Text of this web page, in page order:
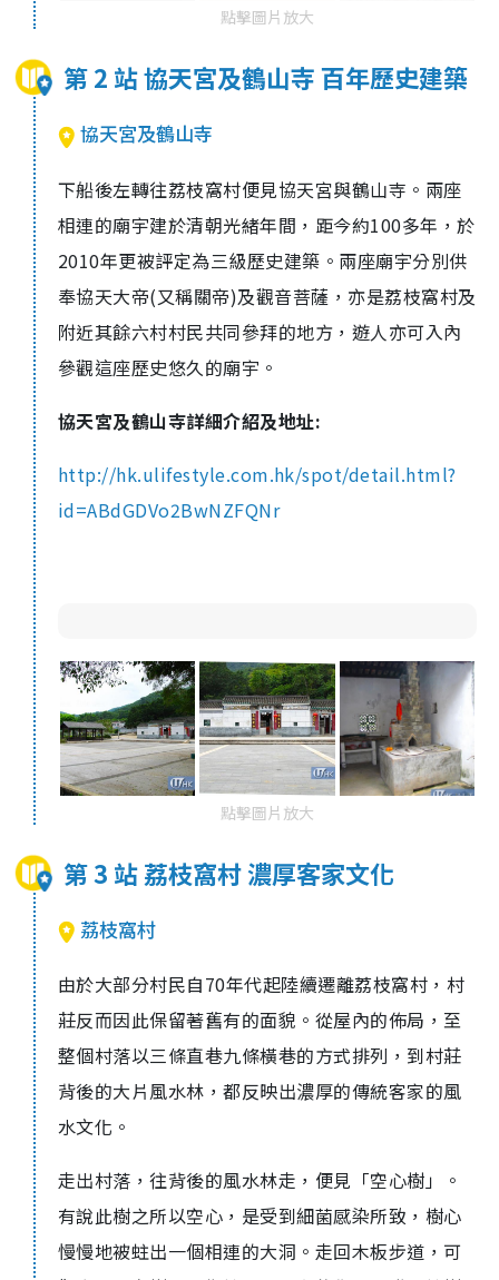
點擊圖片放大
第 2 站 協天宮及鶴山寺 百年歷史建築
協天宮及鶴山寺
下船後左轉往荔枝窩村便見協天宮與鶴山寺。兩座
相連的廟宇建於清朝光緒年間，距今約100多年，於
2010年更被評定為三級歷史建築。兩座廟宇分別供
奉協天大帝(又稱關帝)及觀音菩薩，亦是荔枝窩村及
附近其餘六村村民共同參拜的地方，遊人亦可入內
參觀這座歷史悠久的廟宇。
協天宮及鶴山寺詳細介紹及地址:
http://hk.ulifestyle.com.hk/spot/detail.html?
id=ABdGDVo2BwNZFQNr
點擊圖片放大
第 3 站 荔枝窩村 濃厚客家文化
荔枝窩村
由於大部分村民自70年代起陸續遷離荔枝窩村，村
莊反而因此保留著舊有的面貌。從屋內的佈局，至
整個村落以三條直巷九條橫巷的方式排列，到村莊
背後的大片風水林，都反映出濃厚的傳統客家的風
水文化。
走出村落，往背後的風水林走，便見「空心樹」。
有說此樹之所以空心，是受到細菌感染所致，樹心
慢慢地被蛀出一個相連的大洞。走回木板步道，可